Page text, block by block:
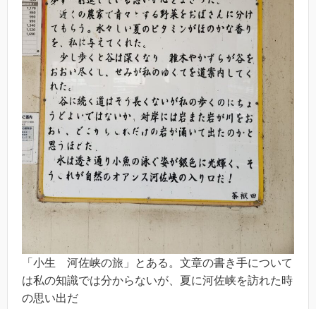
「小生 河佐峡の旅」とある。文章の書き手について
は私の知識では分からないが、夏に河佐峡を訪れた時
の思い出だ